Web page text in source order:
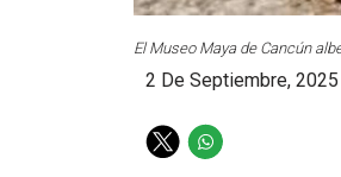
El Museo Maya de Cancún
2 De Septiembre,
T
W